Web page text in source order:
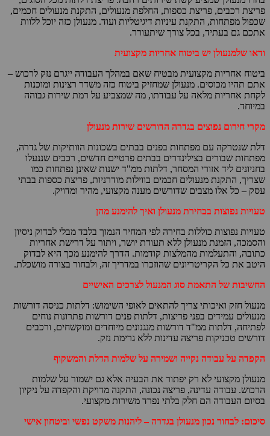
פריצת רכבים, פריצת כספות, החלפת מנעולים, התקנת מנעולים חכמים,
שכפול מפתחות, התקנת עיניות דיגיטליות ועוד. מנעולן כזה יוכל ללוות
אתכם גם בעתיד, בכל צורך שיתעורר.
ודאו שלמנעולן יש ביטוח אחריות מקצועית
ביטוח אחריות מקצועית מבטיח שאם במהלך העבודה ייגרם נזק לרכוש –
אתם תהיו מכוסים. מנעולן שמחזיק ביטוח כזה משדר רצינות ומוכנות
לקחת אחריות מלאה על עבודתו, מה שמצביע על רמת שירות גבוהה
במיוחד.
מקרי חירום נפוצים בגדרה הדורשים שירות מנעולן
דלת שנטרקה עם מפתחות בפנים בבתים בשכונות הוותיקות של גדרה,
מפתחות שבורים בצילינדרים בבתים פרטיים חדשים, רכבים שננעלו
בחניונים ליד אזורי המסחר, דלתות ממ"ד ישנות שאינן נפתחות כמו
שצריך, התקנת מנעולים חכמים בווילות מודרניות, פריצת כספות בבתי
עסק – כל אלו מצבים שדורשים מענה מקצועי, מהיר ומדויק.
טעויות נפוצות בבחירת מנעולן ואיך להימנע מהן
טעויות נפוצות כוללות בחירה לפי המחיר הנמוך בלבד מבלי לבדוק ניסיון
והסמכה, הזמנת מנעולן ללא תעודת יושר, ויתור על דרישת אחריות
כתובה, והתעלמות מהמלצות קודמות. הדרך להימנע מכך היא לבדוק
היטב את כל הקריטריונים שהוזכרו במדריך זה, ולבחור בצורה מושכלת.
החשיבות של התאמת סוג המנעול לצרכים האישיים
מנעול חזק ואיכותי צריך להתאים לאופי השימוש: דלתות כניסה דורשות
מנעולים עמידים בפני פריצות, דלתות פנים דורשות פתרונות נוחים
לפתיחה, דלתות ממ"ד דורשות מנגנונים מיוחדים ומוקשחים, ורכבים
דורשים טכניקות פריצה עדינות ללא גרימת נזק.
הקפדה על עבודה נקייה ושמירה על שלמות הדלת והמשקוף
מנעולן מקצועי לא רק יפתור את הבעיה אלא גם ישמור על שלמות
הרכוש. עבודה עדינה, פריצה נכונה, התקנה מדויקת והקפדה על ניקיון
בסיום העבודה הם חלק בלתי נפרד משירות מקצועי.
סיכום: לבחור נכון מנעולן בגדרה – ליהנות משקט נפשי וביטחון אישי